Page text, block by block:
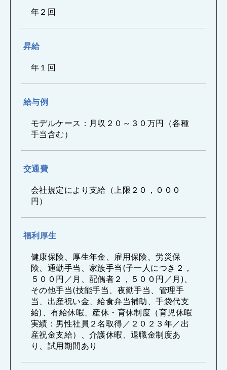
年２回
昇給
年１回
給与例
モデルケース：月収２０～３０万円（各種
手当含む）
交通費
会社規定により支給（上限２０，０００
円）
福利厚生
健康保険、厚生年金、雇用保険、労災保
険、通勤手当、家族手当(子一人につき２，
５００円／月、配偶者２，５００円／月)、
その他手当(技能手当、夜勤手当、管理手
当、出産祝い金、給食弁当補助、手袋代支
給)、有給休暇、産休・育休制度（育児休暇
実績：男性社員２名取得／２０２３年／出
産祝金支給）、介護休暇、退職金制度あ
り、試用期間あり